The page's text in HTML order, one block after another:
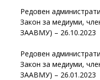
Редовен
Закон за медиуми,
ЗААВМУ) – 26.10.2023
Редовен
Закон за медиуми,
ЗААВМУ) – 26.01.2023